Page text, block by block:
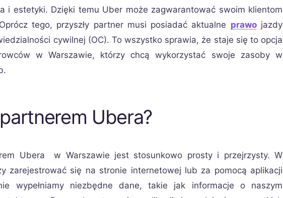
i estetyki. Dzięki temu Uber może zagwarantować swoim klientom
tego, przyszły partner musi posiadać aktualne prawojazdy
cywilnej (OC). To wszystko sprawia, że staje się to opcja
w Warszawie, którzy chcą wykorzystać swoje zasoby w
Ubera?
Ubera w Warszawie jest stosunkowo prosty i przejrzysty. W
zarejestrować się na stronie internetowej lub za pomocą aplikacji
wypełniamy niezbędne dane, takie jak informacje o naszym